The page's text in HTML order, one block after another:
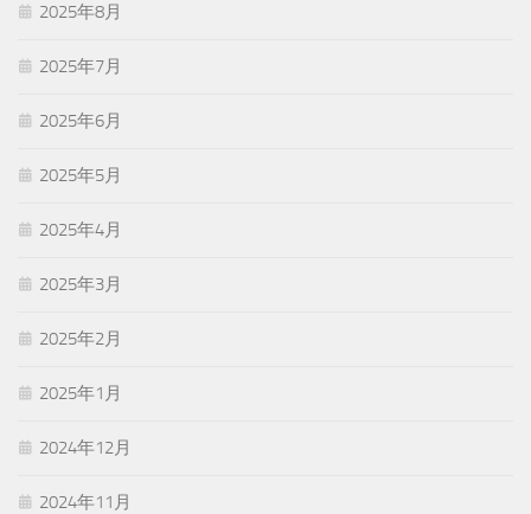
2025年8月
2025年7月
2025年6月
2025年5月
2025年4月
2025年3月
2025年2月
2025年1月
2024年12月
2024年11月